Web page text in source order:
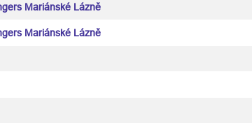
Mariánské Lázně
Mariánské Lázně